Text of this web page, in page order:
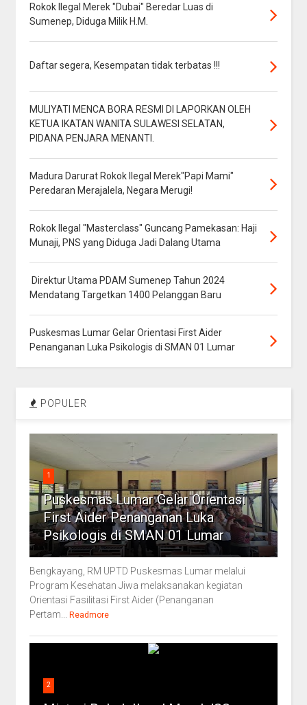
Rokok Ilegal Merek "Dubai" Beredar Luas di
Sumenep, Diduga Milik H.M.
Daftar segera, Kesempatan tidak terbatas !!!
MULIYATI MENCA BORA RESMI DI LAPORKAN OLEH
KETUA IKATAN WANITA SULAWESI SELATAN,
PIDANA PENJARA MENANTI.
Madura Darurat Rokok Ilegal Merek"Papi Mami"
Peredaran Merajalela, Negara Merugi!
Rokok Ilegal "Masterclass" Guncang Pamekasan: Haji
Munaji, PNS yang Diduga Jadi Dalang Utama
Direktur Utama PDAM Sumenep Tahun 2024
Mendatang Targetkan 1400 Pelanggan Baru
Puskesmas Lumar Gelar Orientasi First Aider
Penanganan Luka Psikologis di SMAN 01 Lumar
POPULER
1
Puskesmas Lumar Gelar Orientasi
First Aider Penanganan Luka
Psikologis di SMAN 01 Lumar
Bengkayang, RM UPTD Puskesmas Lumar melalui
Program Kesehatan Jiwa melaksanakan kegiatan
Orientasi Fasilitasi First Aider (Penanganan
Pertam...
Readmore
2